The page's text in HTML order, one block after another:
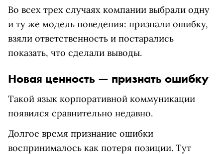
Во всех трех случаях компании выбрали одну
и ту же модель поведения: признали ошибку,
взяли ответственность и постарались
показать, что сделали выводы.
Новая ценность — признать ошибку
Такой язык корпоративной коммуникации
появился сравнительно недавно.
Долгое время признание ошибки
воспринималось как потеря позиции. Тут